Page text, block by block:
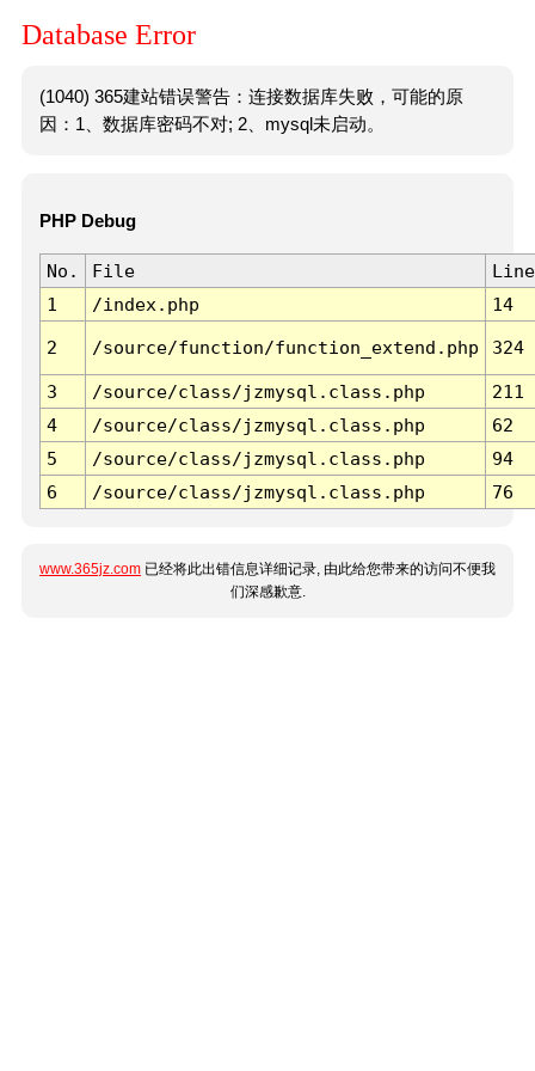
Database Error
(1040) 365建站错误警告：连接数据库失败，可能的原
因：1、数据库密码不对; 2、mysql未启动。
PHP Debug
No. File
Line
1
/index.php 14
2 /source/function/function_extend.php 324
3 /source/class/jzmysql.class.php
211
4
/source/class/jzmysql.class.php
62
5
/source/class/jzmysql.class.php
94
6
/source/class/jzmysql.class.php 76
www.365jz.com 已经将此出错信息详细记录, 由此给您带来的访问不便我
们深感歉意.